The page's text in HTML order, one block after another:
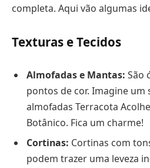
completa. Aqui vão algumas
Texturas e Tecidos
Almofadas e Mantas: São
pontos de cor. Imagine um
almofadas Terracota
Botânico. Fica um charme!
Cortinas: Cortinas com
podem trazer uma leveza